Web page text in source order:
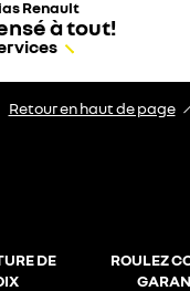
Renault
à tout!
Retour en haut de page
DE
ROULEZ